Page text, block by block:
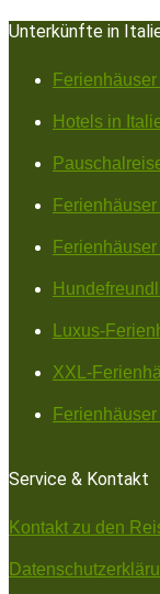
Unterkünfte in
Hotels in
Ferienhäuser
Luxus-
XXL-
Service & Kontakt
Kontakt zu den